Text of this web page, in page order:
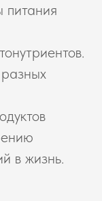
питания
в жизнь.